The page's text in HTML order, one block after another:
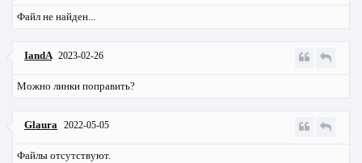
Файл не найден...
IandA 2023-02-26
Можно линки поправить?
Glaura 2022-05-05
Файлы отсутствуют.